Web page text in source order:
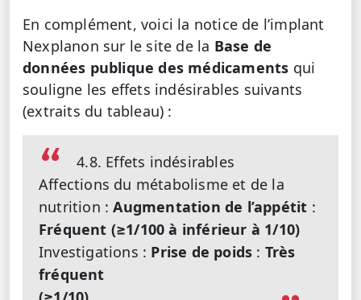
En complément, voici la notice de l’implant
Nexplanon sur le site de la Base de
données publique des médicaments qui
souligne les effets indésirables suivants
(extraits du tableau) :
4.8. Effets indésirables
Affections du métabolisme et de la
nutrition :Augmentation de l’appétit :
Fréquent (≥1/100 à inférieur à 1/10)
Investigations : Prise de poids : Très
fréquent